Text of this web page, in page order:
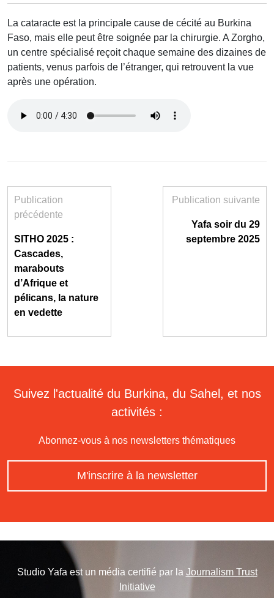
La cataracte est la principale cause de cécité au Burkina
Faso, mais elle peut être soignée par la chirurgie. A Zorgho,
un centre spécialisé reçoit chaque semaine des dizaines de
patients, venus parfois de l’étranger, qui retrouvent la vue
après une opération.
Publication
précédente
SITHO 2025 :
Cascades,
marabouts
d’Afrique et
pélicans, la nature
en vedette
Publication suivante
Yafa soir du 29
septembre 2025
Suivez l'actualité du Burkina, du Sahel, et nos
activités :
Abonnez-vous à nos newsletters thématiques
M'inscrire à la newsletter
Studio Yafa est un média certifié par la Journalism Trust
Initiative